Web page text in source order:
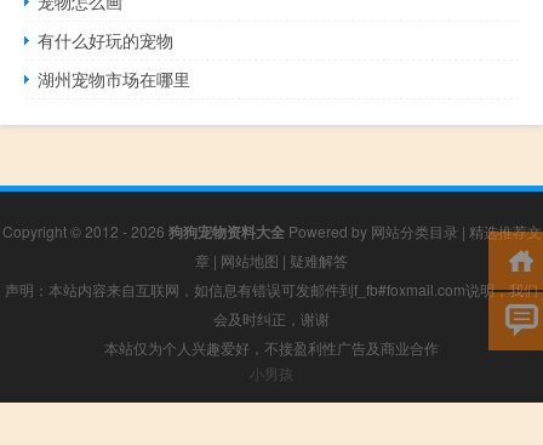
有什么好玩的宠物
湖州宠物市场在哪里
Copyright © 2012 - 2026 狗狗宠物资料大全Powered by 网站分类目录 | 精选推荐文
章 | 网站地图 | 疑难解答
声明：本站内容来自互联网，如信息有错误可发邮件到f_fb#foxmail.com说明，我们
会及时纠正，谢谢
本站仅为个人兴趣爱好，不接盈利性广告及商业合作
小男孩